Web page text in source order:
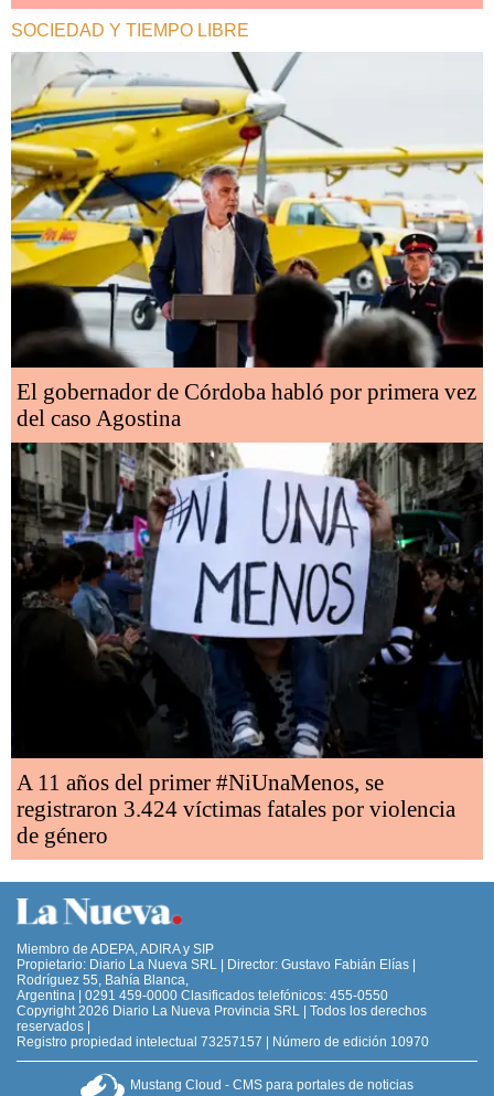
SOCIEDAD Y TIEMPO LIBRE
El gobernador de Córdoba habló por primera vez
del caso Agostina
A 11 años del primer #NiUnaMenos, se
registraron 3.424 víctimas fatales por violencia
de género
Miembro de ADEPA, ADIRA y SIP
Propietario: Diario La Nueva SRL | Director: Gustavo Fabián Elías |
Rodríguez 55, Bahía Blanca,
Argentina | 0291 459-0000 Clasificados telefónicos: 455-0550
Copyright 2026 Diario La Nueva Provincia SRL | Todos los derechos
reservados |
Registro propiedad intelectual 73257157 | Número de edición 10970
Mustang Cloud - CMS para portales de noticias